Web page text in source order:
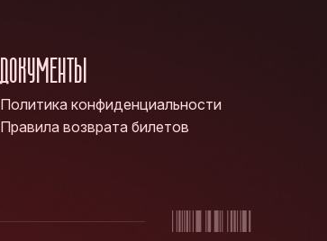
ДОКУМЕНТЫ
Политика конфиденциальности
Правила возврата билетов